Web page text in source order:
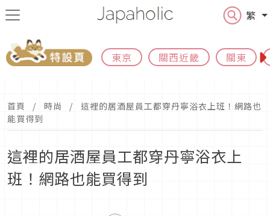
繁
東京 關西近畿 關東
首頁 時尚
這裡的居酒屋員工都穿丹寧浴衣上班！網路也
能買得到
這裡的居酒屋員工都穿丹寧浴衣上
班！網路也能買得到